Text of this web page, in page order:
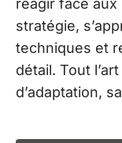
réagir face
stratégie,
techniques et
détail. Tout
d’adaptation,